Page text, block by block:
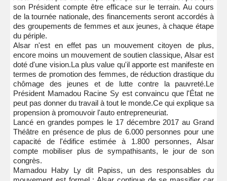
son Président compte être efficace sur le terrain. Au cours
de la tournée nationale, des financements seront accordés à
des groupements de femmes et aux jeunes, à chaque étape
du périple.
Alsar n'est en effet pas un mouvement citoyen de plus,
encore moins un mouvement de soutien classique, Alsar est
doté d'une vision.La plus value qu'il apporte est manifeste en
termes de promotion des femmes, de réduction drastique du
chômage des jeunes et de lutte contre la pauvreté.Le
Président Mamadou Racine Sy est convaincu que l'État ne
peut pas donner du travail à tout le monde.Ce qui explique sa
propension à promouvoir l'auto entrepreneuriat.
Lancé en grandes pompes le 17 décembre 2017 au Grand
Théâtre en présence de plus de 6.000 personnes pour une
capacité de l'édifice estimée à 1.800 personnes, Alsar
compte mobiliser plus de sympathisants, le jour de son
congrès.
Mamadou Haby Ly dit Papiss, un des responsables du